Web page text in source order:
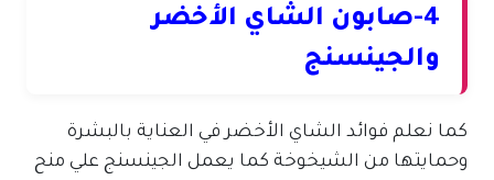
4-صابون الشاي الأخضر
والجينسنج
كما نعلم فوائد الشاي الأخضر في العناية بالبشرة
وحمايتها من الشيخوخة كما يعمل الجينسنج علي منح